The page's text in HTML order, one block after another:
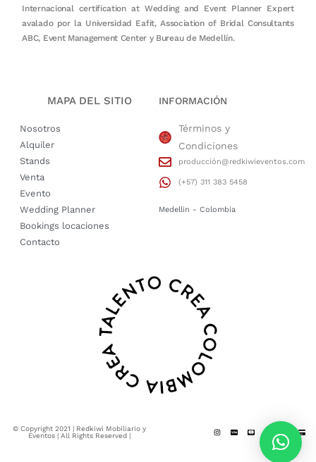
Internacional certification at Wedding and Event Planner Expert
avalado por la Universidad Eafit, Association of Bridal Consultants
ABC, Event Management Center y Bureau de Medellín.
MAPA DEL SITIO
Nosotros
Alquiler
Stands
Venta
Evento
Wedding Planner
Bookings locaciones
Contacto
INFORMACIÓN
Términos y
Condiciones
producción@redkiwieventos.com
(+57) 311 383 5458
Medellin - Colombia
© Copyright 2021 | Redkiwi Mobiliario y
Eventos | All Rights Reserved |